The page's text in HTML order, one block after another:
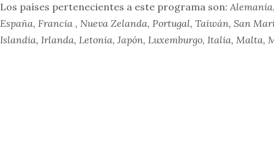
Los países pertenecientes a este programa son:
España, Francia , Nueva Zelanda, Portugal, Taiwán, San
Islandia, Irlanda, Letonia, Japón, Luxemburgo, Italia, Malta,